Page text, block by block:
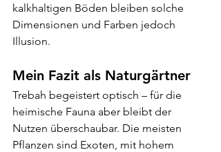
kalkhaltigen Böden bleiben solche
Dimensionen und Farben jedoch
Illusion.
Mein Fazit als Naturgärtner
Trebah begeistert optisch – für die
heimische Fauna aber bleibt der
Nutzen überschaubar. Die meisten
Pflanzen sind Exoten, mit hohem